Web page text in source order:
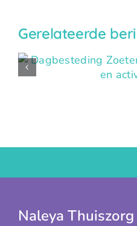
per
jaar.
Gerelateerde
Naleya Thuiszorg